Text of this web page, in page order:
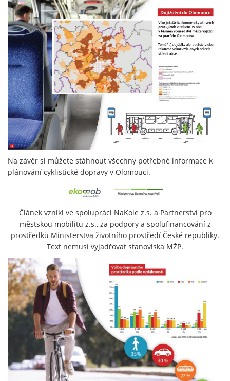
Na závěr si můžete stáhnout všechny potřebné informace k
plánování cyklistické dopravy v Olomouci.
Článek vznikl ve spolupráci NaKole z.s. a Partnerství pro
městskou mobilitu z.s., za podpory a spolufinancování z
prostředků Ministerstva životního prostředí České republiky.
Text nemusí vyjadřovat stanoviska MŽP.